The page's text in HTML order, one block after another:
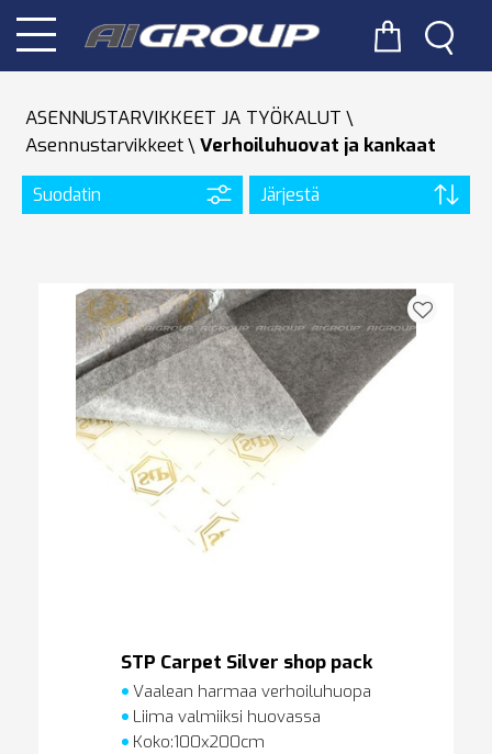
ASENNUSTARVIKKEET JA TYÖKALUT
Asennustarvikkeet
Verhoiluhuovat ja kankaat
Suodatin Järjestä
STP Carpet Silver shop pack
Vaalean harmaa verhoiluhuopa
Liima valmiiksi huovassa
Koko:100x200cm